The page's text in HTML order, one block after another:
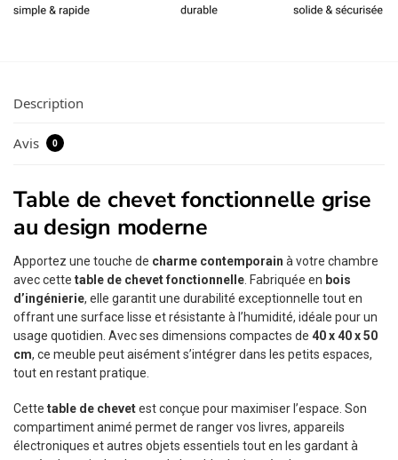
Description
Avis 0
Table de chevet fonctionnelle grise
au design moderne
Apportez une touche de charme contemporain à votre chambre
avec cette table de chevet fonctionnelle . Fabriquée en bois
d’ingénierie, elle garantit une durabilité exceptionnelle tout en
offrant une surface lisse et résistante à l’humidité, idéale pour un
usage quotidien. Avec ses dimensions compactes de 40 x 40 x 50
cm, ce meuble peut aisément s’intégrer dans les petits espaces,
tout en restant pratique.
Cette table de chevetest conçue pour maximiser l’espace. Son
compartiment animé permet de ranger vos livres, appareils
électroniques et autres objets essentiels tout en les gardant à